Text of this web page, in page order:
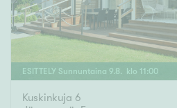
ESITTELY Sunnuntaina 9.8 . klo 11 :00
Kuskinkuja 6